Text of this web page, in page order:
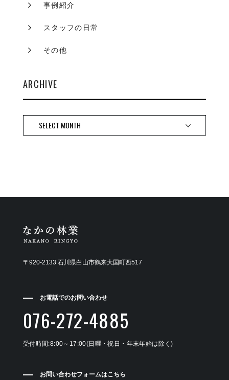
事例紹介
スタッフの日常
その他
ARCHIVE
〒920-2133 石川県白山市鶴来大国町西517
お電話でのお問い合わせ
076-272-4885
受付時間:8:00～17:00(日曜・祝日・年末年始は除く)
お問い合わせフォームはこちら